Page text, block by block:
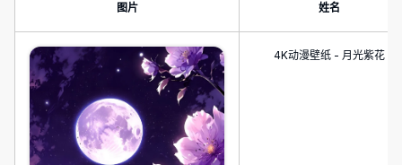
图片 姓名
4K动漫壁纸 - 月光紫花